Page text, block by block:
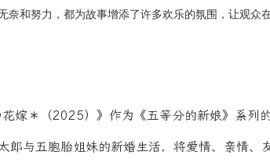
奈和努力，都为故事增添了许多欢乐的氛围，让观众
花嫁＊（2025）》作为《五等分的新娘》系列
郎与五胞胎姐妹的新婚生活，将爱情、亲情、